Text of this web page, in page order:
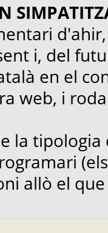
i, del
en el
web, i
la
allò el que